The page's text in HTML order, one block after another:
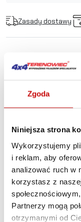
Zgoda
Niniejsza strona
Wykorzystujemy
i reklam, aby
analizować ruch w
korzystasz z
Partnerzy mogą
otrzymanymi od
Zasady dostawy
Opis produktu
LAZER
black
Zakres napięcia
Żywotność LED
Waga
Całkowity strumień